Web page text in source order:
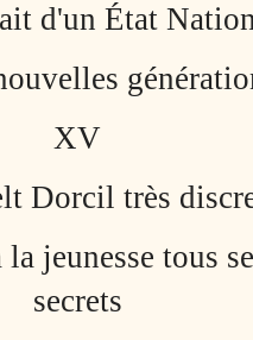
d'un État
XV
Dorcil très
jeunesse tous
secrets